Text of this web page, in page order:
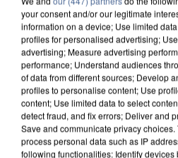
your consent and/or our legitimate
information on a device; Use limited
profiles for personalised advertising;
advertising; Measure advertising
performance; Understand audiences
of data from different sources; Develop
profiles to personalise content; Use
content; Use limited data to select
detect fraud, and fix errors; Deliver and
Save and communicate privacy
process personal data such as IP
following functionalities: Identify